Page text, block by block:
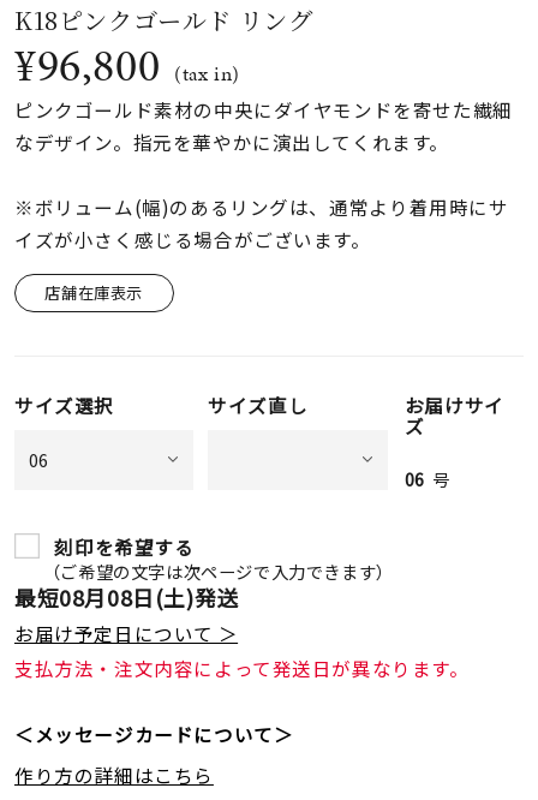
ファッションテイス
ト
着用シーン
コレクション
レディース
メンズ
価格
在庫 在庫ありのみ
K18ピンクゴールド リング
¥96,800 (tax in)
ピンクゴールド素材の中央にダイヤモンドを寄せた繊細
なデザイン。指元を華やかに演出してくれます。
※ボリューム(幅)のあるリングは、通常より着用時にサ
イズが小さく感じる場合がございます。
店舗在庫表示
サイズ選択 サイズ直し お届けサイ
ズ
06 号
刻印を希望する
（ご希望の文字は次ページで入力できます）
最短08月08日(土)発送
お届け予定日について ＞
支払方法・注文内容によって発送日が異なります。
＜メッセージカードについて＞
作り方の詳細はこちら